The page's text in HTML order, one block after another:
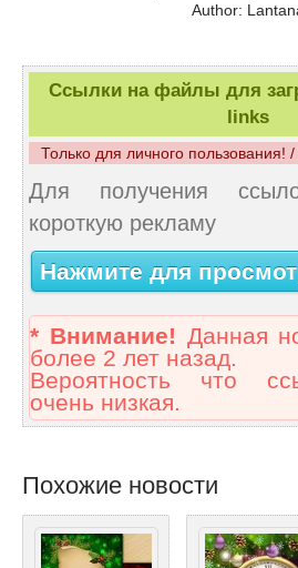
Author:
Ссылки на файлы для
links
Только для личного пользования!
Для получения
короткую рекламу
Нажмите для
* Внимание! Данная
более 2 лет назад.
Вероятность что
очень низкая.
Похожие новости